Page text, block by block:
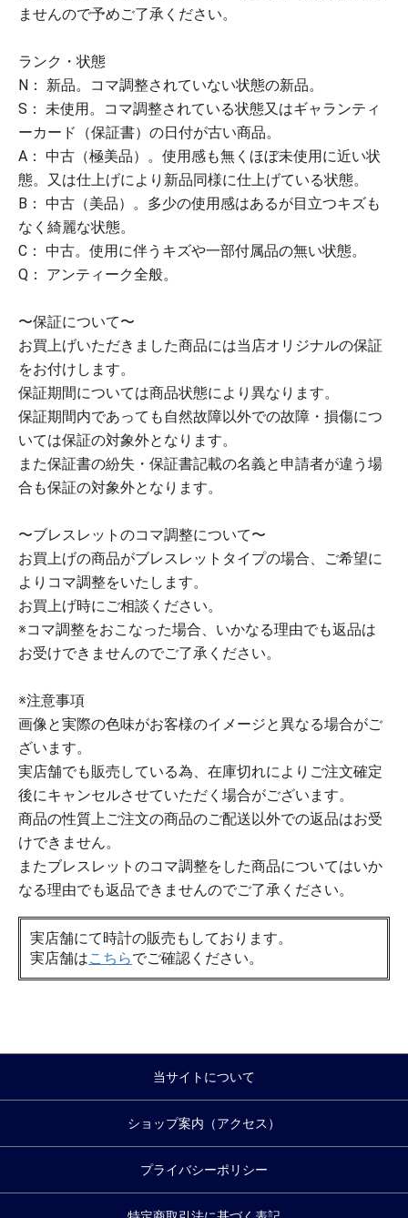
ませんので予めご了承ください。
ランク・状態
N： 新品。コマ調整されていない状態の新品。
S： 未使用。コマ調整されている状態又はギャランティ
ーカード（保証書）の日付が古い商品。
A： 中古（極美品）。使用感も無くほぼ未使用に近い状
態。又は仕上げにより新品同様に仕上げている状態。
B： 中古（美品）。多少の使用感はあるが目立つキズも
なく綺麗な状態。
C： 中古。使用に伴うキズや一部付属品の無い状態。
Q： アンティーク全般。
〜保証について〜
お買上げいただきました商品には当店オリジナルの保証
をお付けします。
保証期間については商品状態により異なります。
保証期間内であっても自然故障以外での故障・損傷につ
いては保証の対象外となります。
また保証書の紛失・保証書記載の名義と申請者が違う場
合も保証の対象外となります。
〜ブレスレットのコマ調整について〜
お買上げの商品がブレスレットタイプの場合、ご希望に
よりコマ調整をいたします。
お買上げ時にご相談ください。
※コマ調整をおこなった場合、いかなる理由でも返品は
お受けできませんのでご了承ください。
※注意事項
画像と実際の色味がお客様のイメージと異なる場合がご
ざいます。
実店舗でも販売している為、在庫切れによりご注文確定
後にキャンセルさせていただく場合がございます。
商品の性質上ご注文の商品のご配送以外での返品はお受
けできません。
またブレスレットのコマ調整をした商品についてはいか
なる理由でも返品できませんのでご了承ください。
実店舗にて時計の販売もしております。
実店舗はこちらでご確認ください。
当サイトについて
ショップ案内（アクセス）
プライバシーポリシー